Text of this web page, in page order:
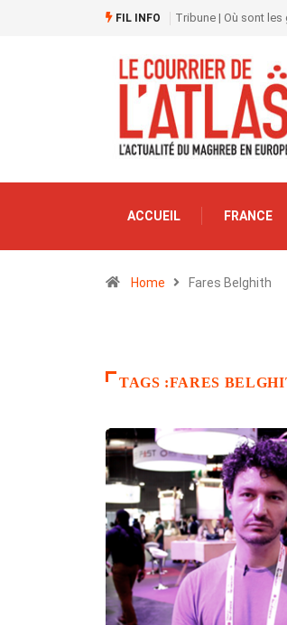
FIL INFO Tribune | Où sont
ACCUEIL FRANCE
Home Fares Belghith
TAGS :FARES